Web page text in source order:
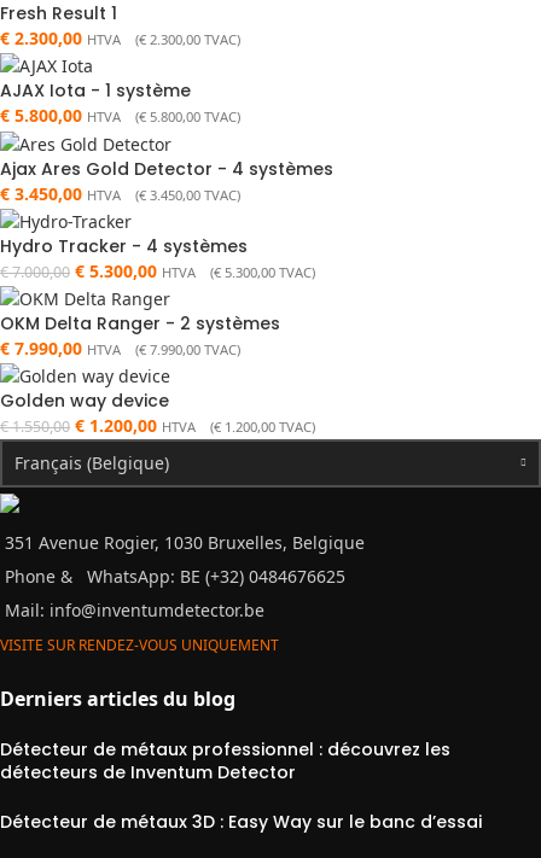
Fresh Result 1
€ 2.300,00 HTVA (€ 2.300,00 TVAC)
AJAX Iota - 1 système
€ 5.800,00 HTVA (€ 5.800,00 TVAC)
Ajax Ares Gold Detector - 4 systèmes
€ 3.450,00 HTVA (€ 3.450,00 TVAC)
Hydro Tracker - 4 systèmes
€7.000,00 € 5.300,00 HTVA (€ 5.300,00 TVAC)
OKM Delta Ranger - 2 systèmes
€ 7.990,00 HTVA (€ 7.990,00 TVAC)
Golden way device
€1.550,00 € 1.200,00 HTVA (€ 1.200,00 TVAC)
Français (Belgique)
351 Avenue Rogier, 1030 Bruxelles, Belgique
Phone &
WhatsApp: BE (+32) 0484676625
Mail: info@inventumdetector.be
VISITE SUR RENDEZ-VOUS UNIQUEMENT
Derniers articles du blog
Détecteur de métaux professionnel : découvrez les
détecteurs de Inventum Detector
Détecteur de métaux 3D : Easy Way sur le banc d’essai